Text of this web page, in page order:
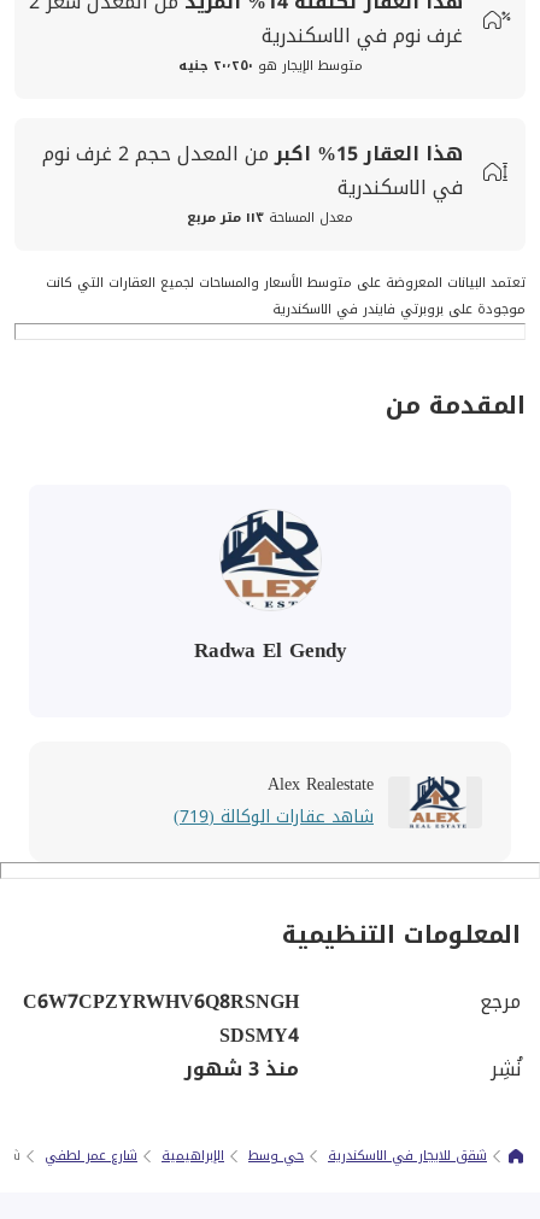
غرف نوم في الاسكندرية
متوسط الإيجار هو ٢٠٬٢٥٠ جنيه
هذا العقار15% اكبرمن المعدلحجم
2 غرف نوم
في الاسكندرية
معدل المساحة ١١٣ متر مربع
تعتمد البيانات المعروضة على متوسط الأسعار والمساحات لجميع العقارات التي كانت
موجودة على بروبرتي فايندر في الاسكندرية
المقدمة من
Radwa El Gendy
Alex Realestate
شاهد عقارات الوكالة (719)
المعلومات التنظيمية
مرجع
C6W7CPZYRWHV6Q8RSNGH
SDSMY4
نُشِر
منذ 3 شهور
شقق للايجار في الاسكندرية حي وسط الإبراهيمية شارع عمر لطفي